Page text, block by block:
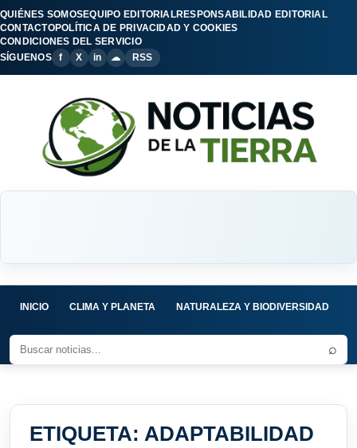
QUIÉNES SOMOSEQUIPO EDITORIALRESPONSABILIDAD EDITORIAL
CONTACTOPOLÍTICA DE PRIVACIDAD Y COOKIES
CONDICIONES DEL SERVICIO
SÍGUENOS
f X in ☁ RSS
INICIO CLIMA Y PLANETA NATURALEZA Y BIODIVERSIDAD
⌕
ETIQUETA: ADAPTABILIDAD